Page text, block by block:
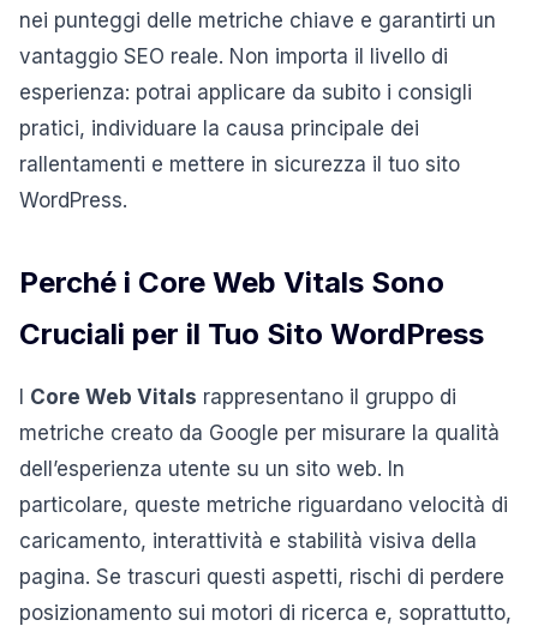
nei punteggi delle metriche chiave e garantirti un
vantaggio SEO reale. Non importa il livello di
esperienza: potrai applicare da subito i consigli
pratici, individuare la causa principale dei
rallentamenti e mettere in sicurezza il tuo sito
WordPress.
Perché i Core Web Vitals Sono
Cruciali per il Tuo Sito WordPress
I Core Web Vitals rappresentano il gruppo di
metriche creato da Google per misurare la qualità
dell’esperienza utente su un sito web. In
particolare, queste metriche riguardano velocità di
caricamento, interattività e stabilità visiva della
pagina. Se trascuri questi aspetti, rischi di perdere
posizionamento sui motori di ricerca e, soprattutto,